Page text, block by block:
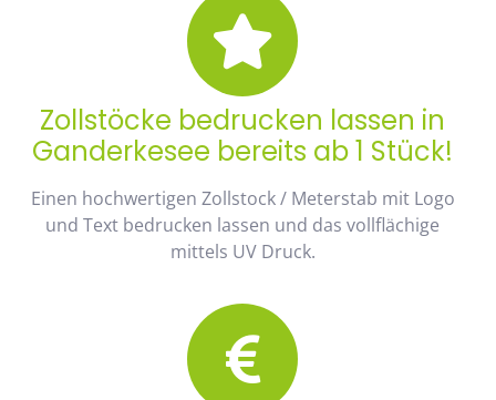
Zollstöcke bedrucken lassen in
Ganderkesee bereits ab 1 Stück!
Einen hochwertigen Zollstock / Meterstab mit Logo
und Text bedrucken lassen und das vollflächige
mittels UV Druck.